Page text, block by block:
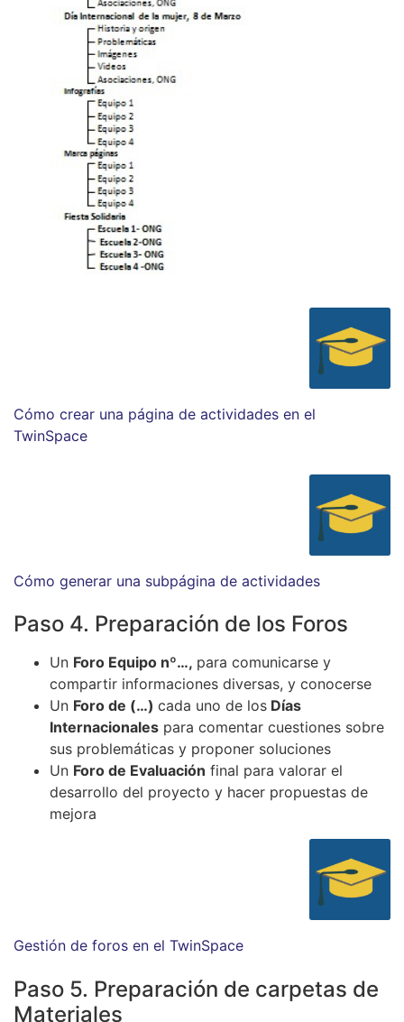
Cómo crear una página de actividades en el
TwinSpace
Cómo generar una subpágina de actividades
Paso 4. Preparación de los Foros
Un Foro Equipo nº…, para comunicarse y
compartir informaciones diversas, y conocerse
Un Foro de (…) cada uno de los Días
Internacionales para comentar cuestiones sobre
sus problemáticas y proponer soluciones
Un Foro de Evaluación final para valorar el
desarrollo del proyecto y hacer propuestas de
mejora
Gestión de foros en el TwinSpace
Paso 5. Preparación de carpetas de
Materiales